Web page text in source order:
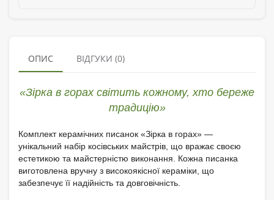
ОПИС ВІДГУКИ (0)
«Зірка в горах світить кожному, хто береже
традицію»
Комплект керамічних писанок «Зірка в горах» —
унікальний набір косівських майстрів, що вражає своєю
естетикою та майстерністю виконання. Кожна писанка
виготовлена вручну з високоякісної кераміки, що
забезпечує її надійність та довговічність.